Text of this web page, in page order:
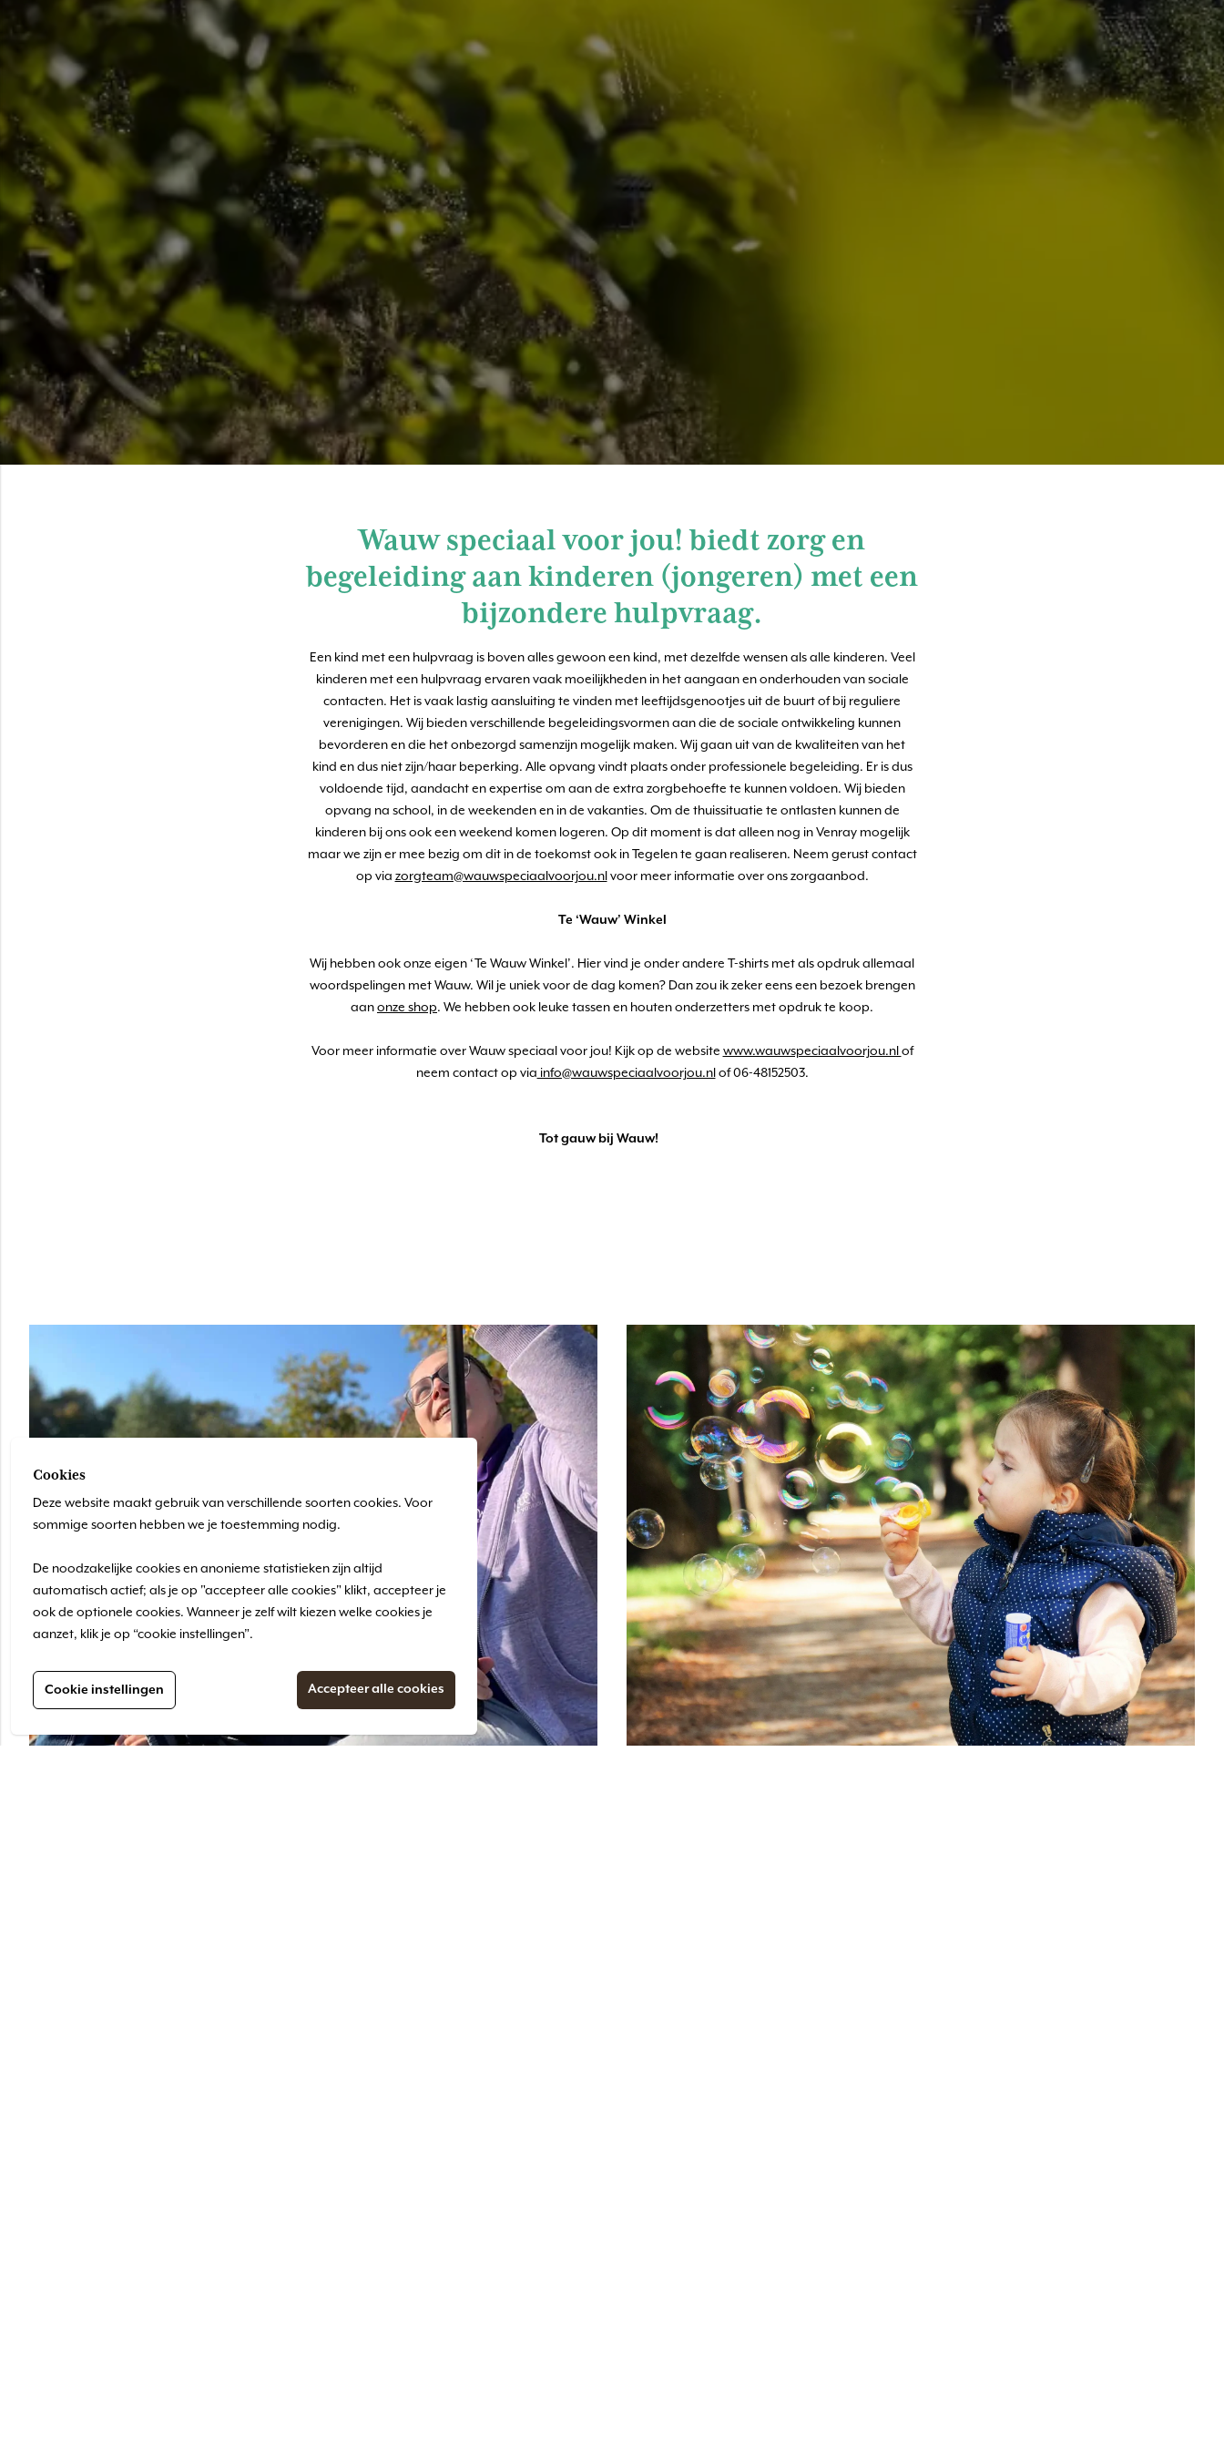
Wauw speciaal voor jou! biedt zorg en
begeleiding aan kinderen (jongeren) met een
bijzondere hulpvraag.
Een kind met een hulpvraag is boven alles gewoon een kind, met dezelfde wensen als alle kinderen. Veel
kinderen met een hulpvraag ervaren vaak moeilijkheden in het aangaan en onderhouden van sociale
contacten. Het is vaak lastig aansluiting te vinden met leeftijdsgenootjes uit de buurt of bij reguliere
verenigingen. Wij bieden verschillende begeleidingsvormen aan die de sociale ontwikkeling kunnen
bevorderen en die het onbezorgd samenzijn mogelijk maken. Wij gaan uit van de kwaliteiten van het
kind en dus niet zijn/haar beperking. Alle opvang vindt plaats onder professionele begeleiding. Er is dus
voldoende tijd, aandacht en expertise om aan de extra zorgbehoefte te kunnen voldoen. Wij bieden
opvang na school, in de weekenden en in de vakanties. Om de thuissituatie te ontlasten kunnen de
kinderen bij ons ook een weekend komen logeren. Op dit moment is dat alleen nog in Venray mogelijk
maar we zijn er mee bezig om dit in de toekomst ook in Tegelen te gaan realiseren. Neem gerust contact
op via zorgteam@wauwspeciaalvoorjou.nl voor meer informatie over ons zorgaanbod.
Te ‘Wauw’ Winkel
Wij hebben ook onze eigen ‘Te Wauw Winkel’. Hier vind je onder andere T-shirts met als opdruk allemaal
woordspelingen met Wauw. Wil je uniek voor de dag komen? Dan zou ik zeker eens een bezoek brengen
aanonze shop. We hebben ook leuke tassen en houten onderzetters met opdruk te koop.
Voor meer informatie over Wauw speciaal voor jou! Kijk op de website www.wauwspeciaalvoorjou.nl of
neem contact op via info@wauwspeciaalvoorjou.nl of 06-48152503.
Tot gauw bij Wauw!
Cookies
Deze website maakt gebruik van verschillende soorten cookies. Voor
sommige soorten hebben we je toestemming nodig.
De noodzakelijke cookies en anonieme statistieken zijn altijd
automatisch actief; als je op "accepteer alle cookies" klikt, accepteer je
ook de optionele cookies. Wanneer je zelf wilt kiezen welke cookies je
aanzet, klik je op “cookie instellingen”.
Cookie instellingen Accepteer alle cookies